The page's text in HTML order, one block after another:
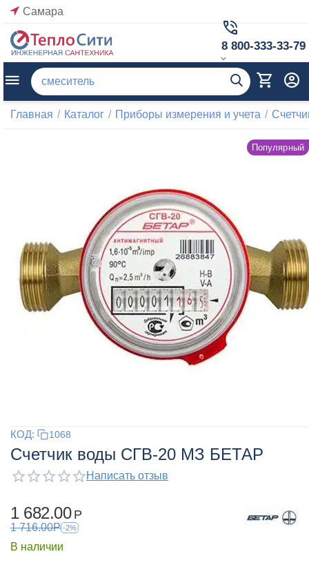
Самара
8 800-333-33-79
Главная / Каталог / Приборы измерения и учета /
Популярный
КОД: 1068
Счетчик воды СГВ-20 МЗ БЕТАР
Написать отзыв
1 682.00 Р
1 716.00Р -2%
В наличии